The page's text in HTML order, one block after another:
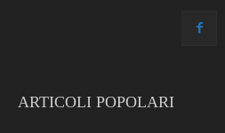
ARTICOLI POPOLARI